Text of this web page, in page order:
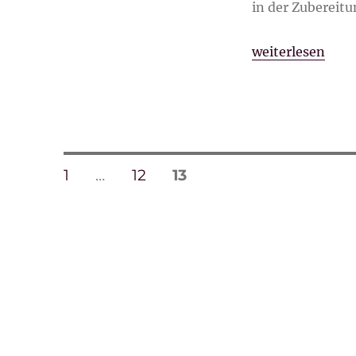
in der
weiterlesen
Seitennummerierung
SEITE
1 … SEITE
12 SEITE
13